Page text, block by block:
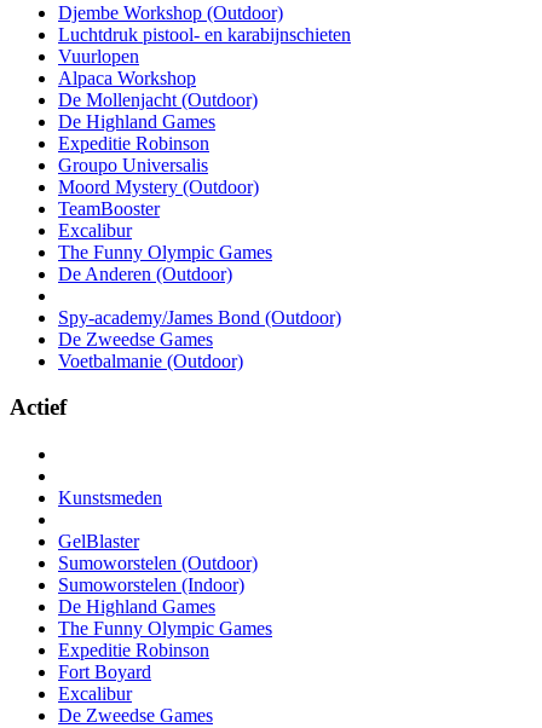
Djembe Workshop (Outdoor)
Luchtdruk pistool- en karabijnschieten
Vuurlopen
Alpaca Workshop
De Mollenjacht (Outdoor)
De Highland Games
Expeditie Robinson
Groupo Universalis
Moord Mystery (Outdoor)
TeamBooster
Excalibur
The Funny Olympic Games
De Anderen (Outdoor)
Spy-academy/James Bond (Outdoor)
De Zweedse Games
Voetbalmanie (Outdoor)
Actief
Kunstsmeden
GelBlaster
Sumoworstelen (Outdoor)
Sumoworstelen (Indoor)
De Highland Games
The Funny Olympic Games
Expeditie Robinson
Fort Boyard
Excalibur
De Zweedse Games